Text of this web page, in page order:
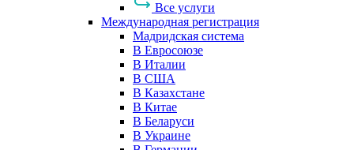
Все услуги
Международная регистрация
Мадридская система
В Евросоюзе
В Италии
В США
В Казахстане
В Китае
В Беларуси
В Украине